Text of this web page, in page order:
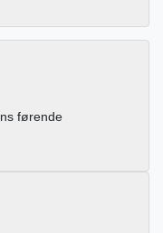
førende